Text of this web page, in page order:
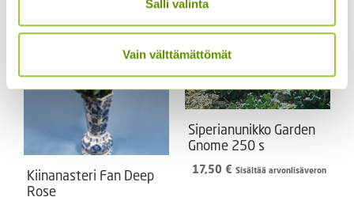
Salli valinta
Vain välttämättömät
Kiinanasteri Fan Deep
Rose
Siperianunikko Garden
Gnome 250 s
17,50 € Sisältää arvonlisäveron